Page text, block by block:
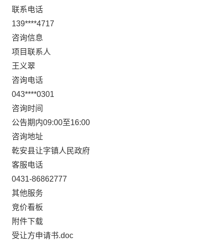
联系电话
139****4717
咨询信息
项目联系人
王义翠
咨询电话
043****0301
咨询时间
公告期内09:00至16:00
咨询地址
乾安县让字镇人民政府
客服电话
0431-86862777
其他服务
竞价看板
附件下载
受让方申请书.doc